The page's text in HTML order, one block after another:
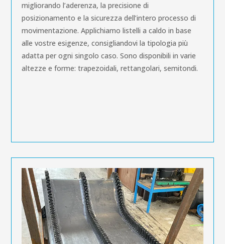
migliorando l’aderenza, la precisione di
posizionamento e la sicurezza dell’intero processo di
movimentazione. Applichiamo listelli a caldo in base
alle vostre esigenze, consigliandovi la tipologia più
adatta per ogni singolo caso. Sono disponibili in varie
altezze e forme: trapezoidali, rettangolari, semitondi.